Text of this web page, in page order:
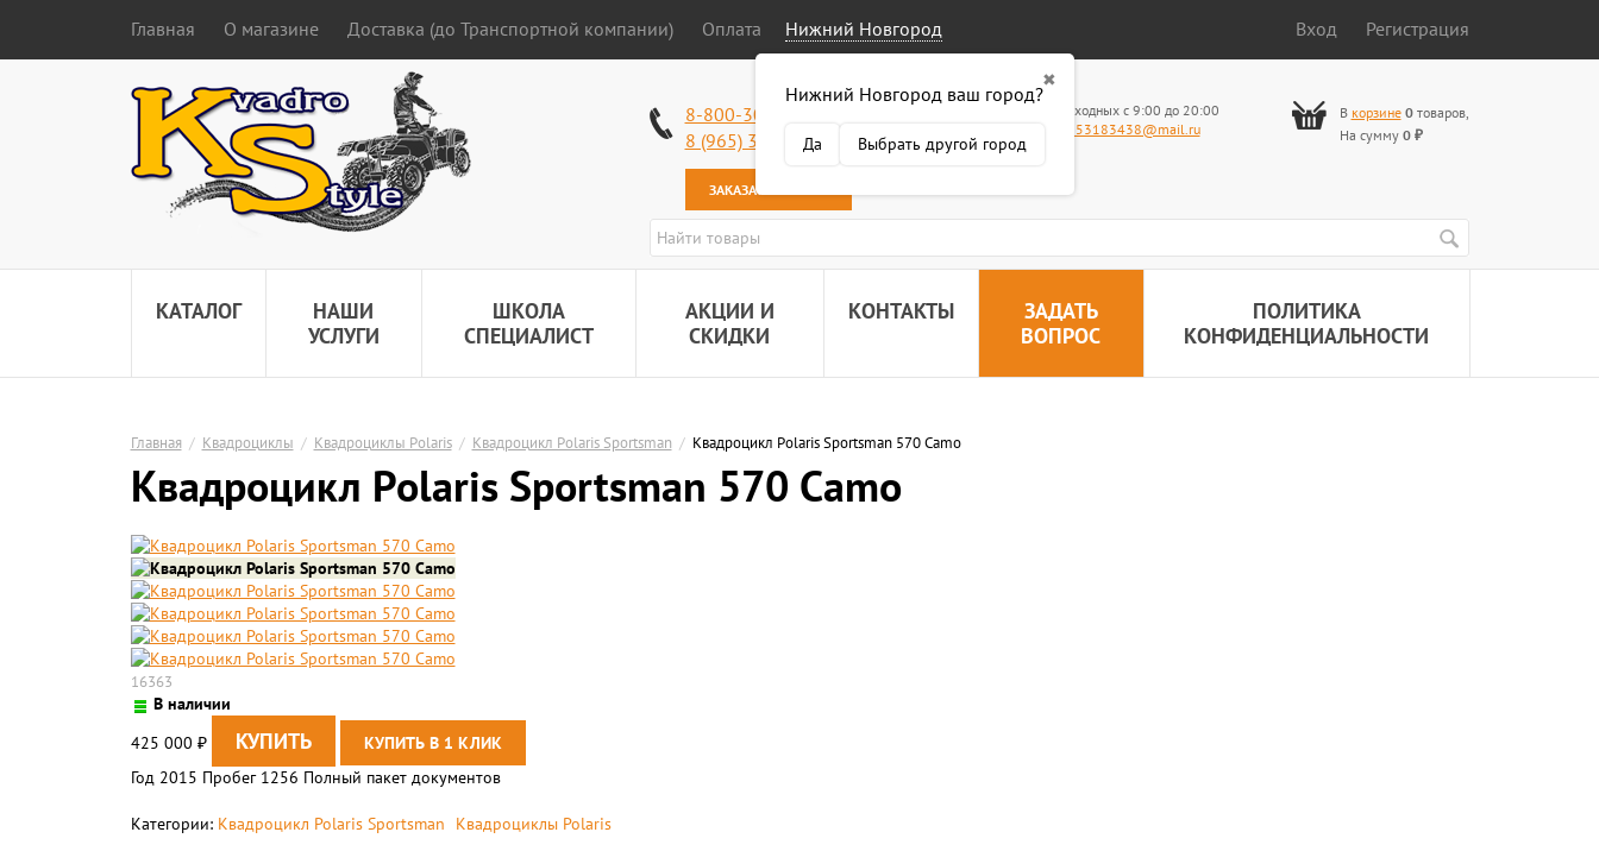
Главная О магазине Доставка (до Транспортной компании) Оплата Нижний Новгород
✖
Нижний Новгород ваш город?
Да Выбрать другой город
Вход Регистрация
8-800-301-50-58
8 (965) 318-34-38
ЗАКАЗАТЬ ЗВОНОК
Работаем без выходных с 9:00 до 20:00
89653183438@mail.ru
В корзине 0товаров,
На сумму 0 ₽
КАТАЛОГ
НАШИ
УСЛУГИ
ШКОЛА
СПЕЦИАЛИСТ
АКЦИИ И
СКИДКИ
КОНТАКТЫ
ЗАДАТЬ
ВОПРОС
ПОЛИТИКА
КОНФИДЕНЦИАЛЬНОСТИ
Главная / Квадроциклы / Квадроциклы Polaris / Квадроцикл Polaris Sportsman / Квадроцикл Polaris Sportsman 570 Camo
Квадроцикл Polaris Sportsman 570 Camo
16363
В наличии
425 000 ₽
Год 2015 Пробег 1256 Полный пакет документов
Категории: Квадроцикл Polaris Sportsman Квадроциклы Polaris